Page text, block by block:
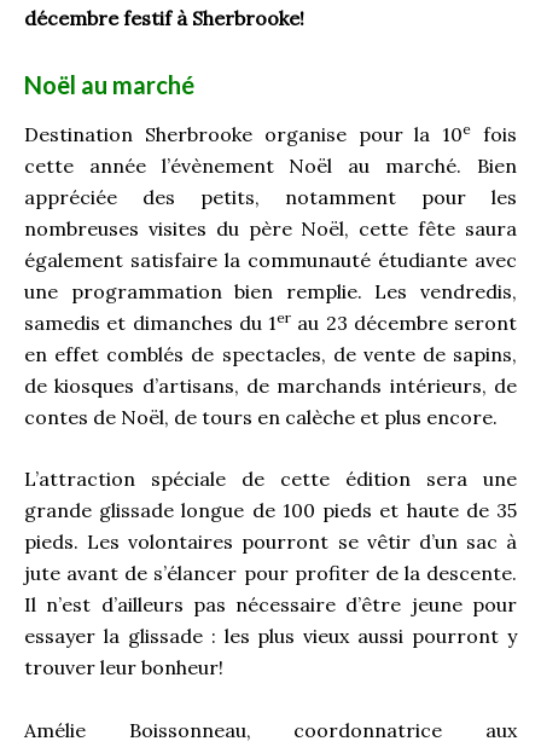
décembre festif à Sherbrooke!
Noël au marché
Destination Sherbrooke organise pour la 10e
fois
cette année l’évènement Noël au marché. Bien
appréciée des petits, notamment pour les
nombreuses visites du père Noël, cette fête saura
également satisfaire la communauté étudiante avec
une programmation bien remplie. Les vendredis,
samedis et dimanches du 1er au 23 décembre seront
en effet comblés de spectacles, de vente de sapins,
de kiosques d’artisans, de marchands intérieurs, de
contes de Noël, de tours en calèche et plus encore.
L’attraction spéciale de cette édition sera une
grande glissade longue de 100 pieds et haute de 35
pieds. Les volontaires pourront se vêtir d’un sac à
jute avant de s’élancer pour profiter de la descente.
Il n’est d’ailleurs pas nécessaire d’être jeune pour
essayer la glissade : les plus vieux aussi pourront y
trouver leur bonheur!
Amélie Boissonneau, coordonnatrice aux